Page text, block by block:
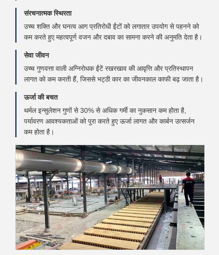
संरचनात्मक स्थिरता
उच्च शक्ति और घनत्व आग प्रतिरोधी ईंटों को लगातार उपयोग से पहनने को
कम करते हुए महत्वपूर्ण वजन और दबाव का सामना करने की अनुमति देता है।
सेवा जीवन
उच्च गुणवत्ता वाली अग्निरोधक ईंटें रखरखाव की आवृत्ति और प्रतिस्थापन
लागत को कम करती हैं, जिससे भट्ठी कार का जीवनकाल काफी बढ़ जाता है।
ऊर्जा की बचत
थर्मल इन्सुलेशन गुणों से 30% से अधिक गर्मी का नुकसान कम होता है,
पर्यावरण आवश्यकताओं को पूरा करते हुए ऊर्जा लागत और कार्बन उत्सर्जन
कम होता है।